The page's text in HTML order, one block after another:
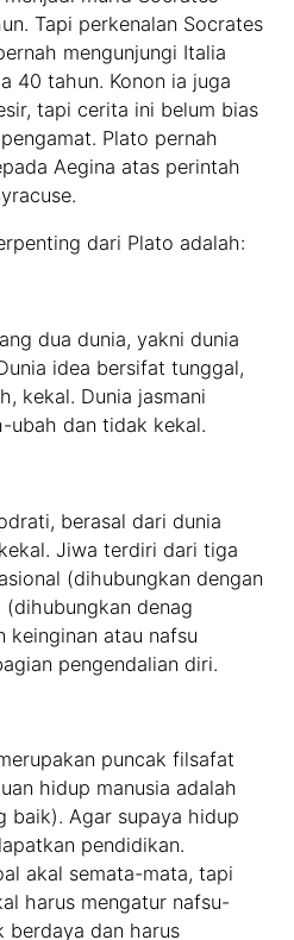
Tapi perkenalan Socrates
mengunjungi Italia
40 tahun. Konon ia juga
tapi cerita ini belum bias
Plato pernah
Aegina atas perintah
dari Plato adalah:
dua dunia, yakni dunia
idea bersifat tunggal,
kekal. Dunia jasmani
ubah dan tidak kekal.
berasal dari dunia
Jiwa terdiri dari tiga
(dihubungkan dengan
denag
keinginan atau nafsu
pengendalian diri.
puncak filsafat
hidup manusia adalah
baik). Agar supaya hidup
pendidikan.
akal semata-mata, tapi
harus mengatur nafsu-
berdaya dan harus